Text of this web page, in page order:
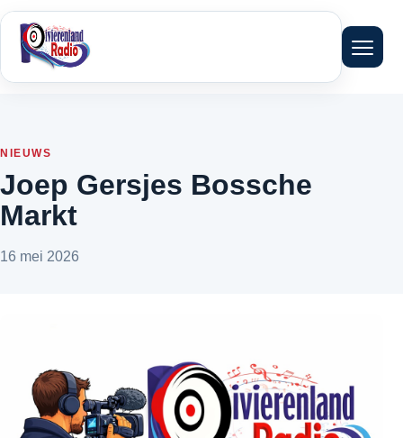
Menu
NIEUWS
Joep Gersjes Bossche
Markt
16 mei 2026